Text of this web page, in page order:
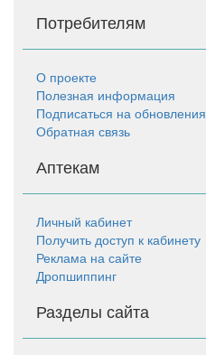
Потребителям
О проекте
Полезная информация
Подписаться на обновления
Обратная связь
Аптекам
Личный кабинет
Получить доступ к кабинету
Реклама на сайте
Дропшиппинг
Разделы сайта